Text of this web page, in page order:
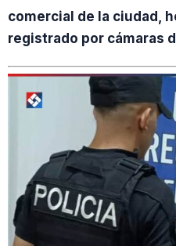
comercial de la ciudad,
registrado por cámaras